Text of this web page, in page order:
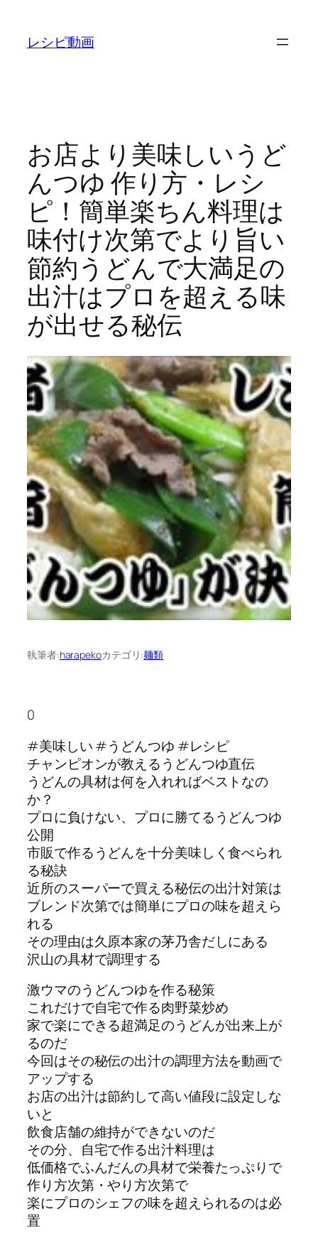
レシピ動画
お店より美味しいうど
んつゆ 作り方・レシ
ピ！簡単楽ちん料理は
味付け次第でより旨い
節約うどんで大満足の
出汁はプロを超える味
が出せる秘伝
執筆者:harapekoカテゴリ:麺類
0
#美味しい #うどんつゆ #レシピ
チャンピオンが教えるうどんつゆ直伝
うどんの具材は何を入れればベストなの
か？
プロに負けない、プロに勝てるうどんつゆ
公開
市販で作るうどんを十分美味しく食べられ
る秘訣
近所のスーパーで買える秘伝の出汁対策は
ブレンド次第では簡単にプロの味を超えら
れる
その理由は久原本家の茅乃舎だしにある
沢山の具材で調理する
激ウマのうどんつゆを作る秘策
これだけで自宅で作る肉野菜炒め
家で楽にできる超満足のうどんが出来上が
るのだ
今回はその秘伝の出汁の調理方法を動画で
アップする
お店の出汁は節約して高い値段に設定しな
いと
飲食店舗の維持ができないのだ
その分、自宅で作る出汁料理は
低価格でふんだんの具材で栄養たっぷりで
作り方次第・やり方次第で
楽にプロのシェフの味を超えられるのは必
置